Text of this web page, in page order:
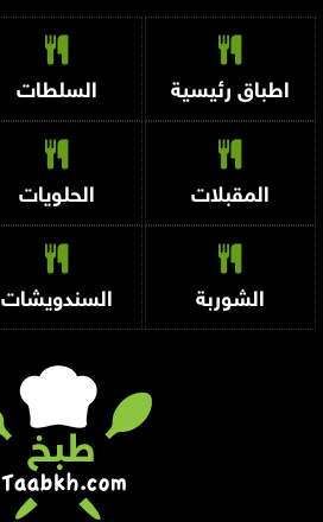
اطباق رئيسية السلطات
المقبلات الحلويات
الشوربة السندويشات